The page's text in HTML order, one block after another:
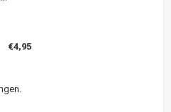
€4,95